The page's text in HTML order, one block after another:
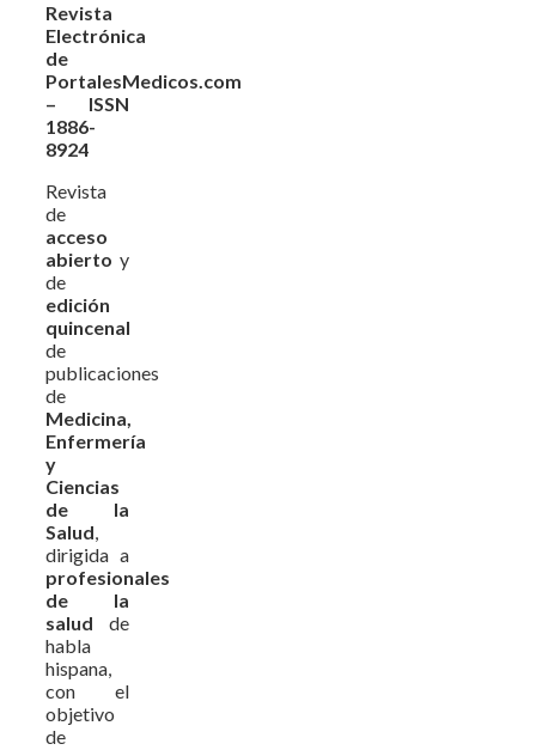
Revista
Electrónica
de
PortalesMedicos.com
– ISSN
1886-
8924
Revista
de
acceso
abierto y
de
edición
quincenal
de
publicaciones
de
Medicina,
Enfermería
y
Ciencias
de la
Salud,
dirigida a
profesionales
de la
salud de
habla
hispana,
con el
objetivo
de